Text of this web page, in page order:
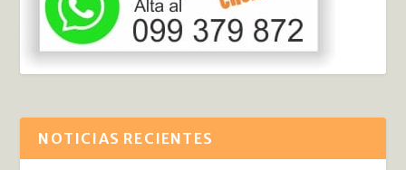
NOTICIAS RECIENTES